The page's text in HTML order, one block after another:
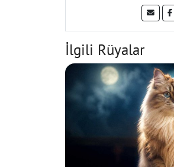
İlgili Rüyalar